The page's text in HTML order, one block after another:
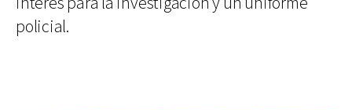
policial.